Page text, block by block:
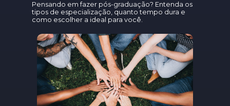
Pensando em fazer pós-graduação? Entenda os
tipos de especialização, quanto tempo dura e
como escolher a ideal para você.